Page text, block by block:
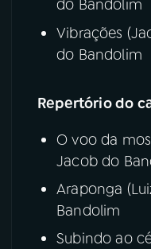
do Bandolim
Vibrações
do Bandolim
Repertório do
O voo da
Jacob do
Araponga
Bandolim
Subindo ao